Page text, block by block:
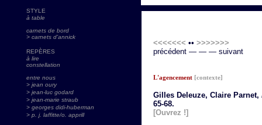
STYLE
à table
carnets de bord
> carnets d'annick
REPÈRES
à lire
constellation
entre nous
> jean oury
> jean-luc godard
> jean-marie straub
> georges didi-huberman
> p. j. laffitte/o. apprill
<<<<<<< •• >>>>>>>
précédent — — — suivant
L'agencement [contexte]
Gilles Deleuze, Claire Parnet,
65-68.
[Ouvrez !]